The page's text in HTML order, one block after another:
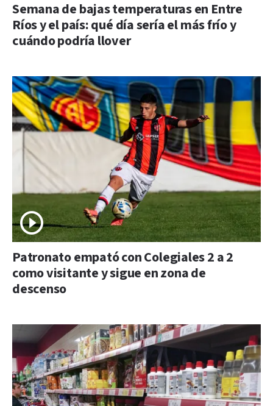
Semana de bajas temperaturas en Entre
Ríos y el país: qué día sería el más frío y
cuándo podría llover
Patronato empató con Colegiales 2 a 2
como visitante y sigue en zona de
descenso